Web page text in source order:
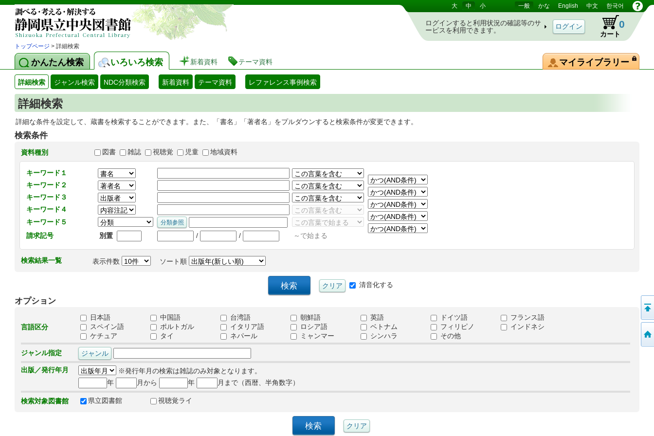
静岡県立図書館 蔵書検索・予約システム 大 中 小 一般 かな English 中文 한국어
ログインすると利用状況の確認等のサ
ービスを利用できます。
カート
0
トップページ > 詳細検索
かんたん検索 いろいろ検索 新着資料 テーマ資料 マイライブラリー
詳細検索 ジャンル検索 NDC分類検索 新着資料 テーマ資料 レファレンス事例検索
詳細検索
詳細な条件を設定して、蔵書を検索することができます。また、「書名」「著者名」をプルダウンすると検索条件が変更できます。
検索条件
資料種別 図書 雑誌 視聴覚 児童 地域資料
キーワード１
キーワード２
キーワード３
キーワード４
キーワード５
請求記号
別置 / / ～で始まる
検索結果一覧 表示件数 ソート順
清音化する
オプション
言語区分
日本語 中国語 台湾語 朝鮮語 英語 ドイツ語
フランス語
スペイン語
ポルトガル イタリア語 ロシア語 ベトナム フィリピノ
インドネシ
ケチュア
タイ ネパール ミャンマー シンハラ その他
ジャンル指定
出版／発行年月
※発行年月の検索は雑誌のみ対象となります。
年
月から 年 月まで（西暦、半角数字）
検索対象図書館 県立図書館 視聴覚ライ